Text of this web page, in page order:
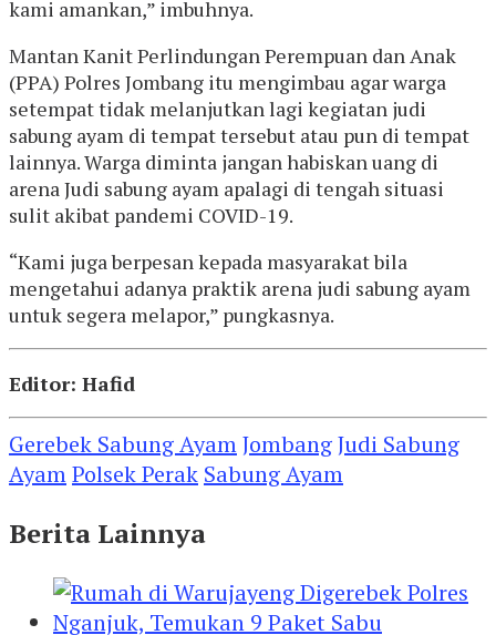
kami amankan,” imbuhnya.
Mantan Kanit Perlindungan Perempuan dan Anak
(PPA) Polres Jombang itu mengimbau agar warga
setempat tidak melanjutkan lagi kegiatan judi
sabung ayam di tempat tersebut atau pun di tempat
lainnya. Warga diminta jangan habiskan uang di
arena Judi sabung ayam apalagi di tengah situasi
sulit akibat pandemi COVID-19.
“Kami juga berpesan kepada masyarakat bila
mengetahui adanya praktik arena judi sabung ayam
untuk segera melapor,” pungkasnya.
Editor: Hafid
Gerebek Sabung AyamJombangJudi Sabung
AyamPolsek Perak Sabung Ayam
Berita Lainnya